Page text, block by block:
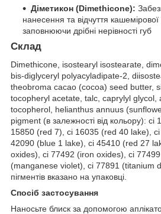
Діметикон (Dimethicone):
нанесення та відчуття кашемірової
заповнюючи дрібні нерівності губ
Склад
Dimethicone, isostearyl isostearate,
bis-diglyceryl polyacyladipate-2,
theobroma cacao (cocoa) seed butter,
tocopheryl acetate, talc, caprylyl glycol,
tocopherol, helianthus annuus
pigment (в залежності від кольору):
15850 (red 7), ci 16035 (red 40 lake),
42090 (blue 1 lake), ci 45410 (red 27
oxides), ci 77492 (iron oxides), ci
(manganese violet), ci 77891 (titanium
пігментів вказано на упаковці.
Спосіб застосування
Наносьте блиск за допомогою